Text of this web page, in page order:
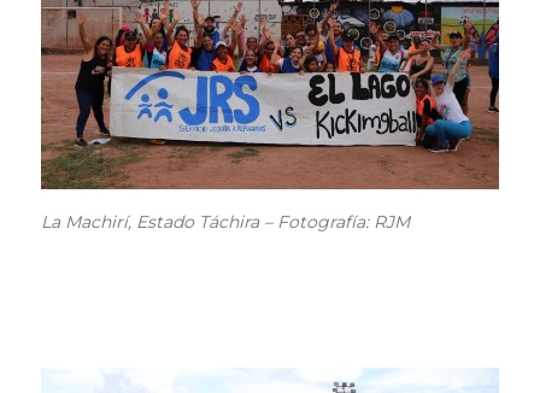
La Machirí, Estado Táchira – Fotografía: RJM